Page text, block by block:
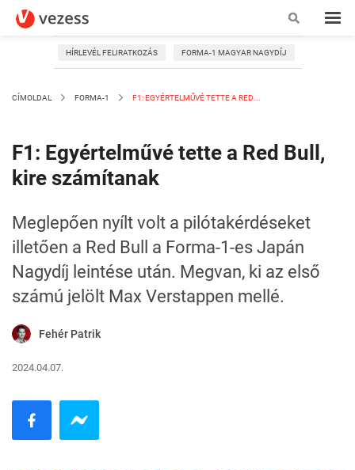
HÍRLEVÉL FELIRATKOZÁS FORMA-1 MAGYAR NAGYDÍJ
CÍMOLDAL FORMA-1 F1: EGYÉRTELMŰVÉ TETTE A RED...
F1: Egyértelművé tette a Red Bull,
kire számítanak
Meglepően nyílt volt a pilótakérdéseket
illetően a Red Bull a Forma-1-es Japán
Nagydíj leintése után. Megvan, ki az első
számú jelölt Max Verstappen mellé.
Fehér Patrik
2024.04.07.